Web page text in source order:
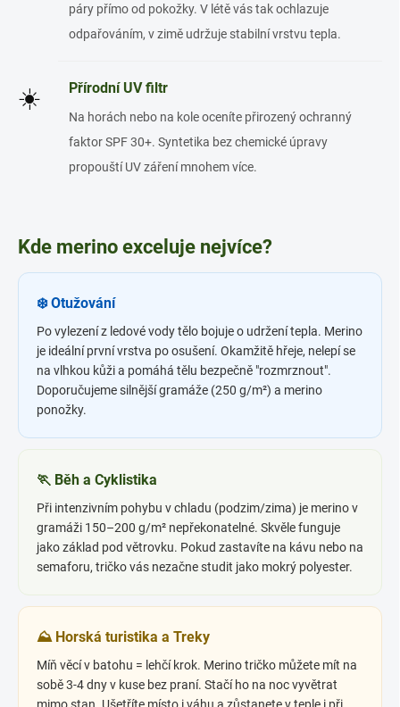
páry přímo od pokožky. V létě vás tak ochlazuje
odpařováním, v zimě udržuje stabilní vrstvu tepla.
☀️ Přírodní UV filtr
Na horách nebo na kole oceníte přirozený ochranný
faktor SPF 30+. Syntetika bez chemické úpravy
propouští UV záření mnohem více.
Kde merino exceluje nejvíce?
❄️ Otužování
Po vylezení z ledové vody tělo bojuje o udržení tepla. Merino
je ideální první vrstva po osušení. Okamžitě hřeje, nelepí se
na vlhkou kůži a pomáhá tělu bezpečně "rozmrznout".
Doporučujeme silnější gramáže (250 g/m²) a merino
ponožky.
🏃 Běh a Cyklistika
Při intenzivním pohybu v chladu (podzim/zima) je merino v
gramáži 150–200 g/m² nepřekonatelné. Skvěle funguje
jako základ pod větrovku. Pokud zastavíte na kávu nebo na
semaforu, tričko vás nezačne studit jako mokrý polyester.
⛰️ Horská turistika a Treky
Míň věcí v batohu = lehčí krok. Merino tričko můžete mít na
sobě 3-4 dny v kuse bez praní. Stačí ho na noc vyvětrat
mimo stan. Ušetříte místo i váhu a zůstanete v teple i při